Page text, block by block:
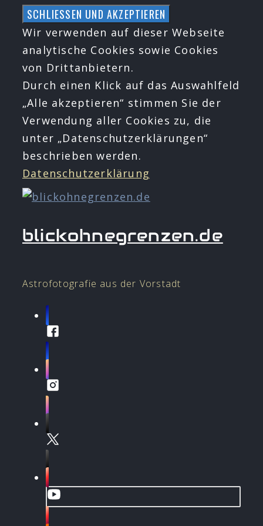
Zum
Inhalt
springen
Wir verwenden auf dieser Webseite
analytische Cookies sowie Cookies
von Drittanbietern.
Durch einen Klick auf das Auswahlfeld
„Alle akzeptieren“ stimmen Sie der
Verwendung aller Cookies zu, die
unter „Datenschutzerklärungen“
beschrieben werden.
Datenschutzerklärung
blickohnegrenzen.de
Astrofotografie aus der Vorstadt